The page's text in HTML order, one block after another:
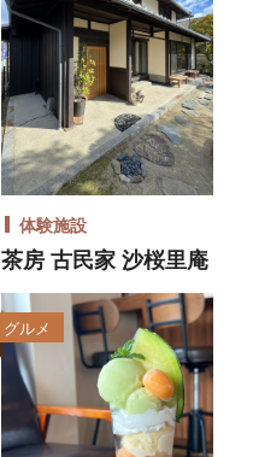
体験施設
茶房 古民家 沙桜里庵
グルメ